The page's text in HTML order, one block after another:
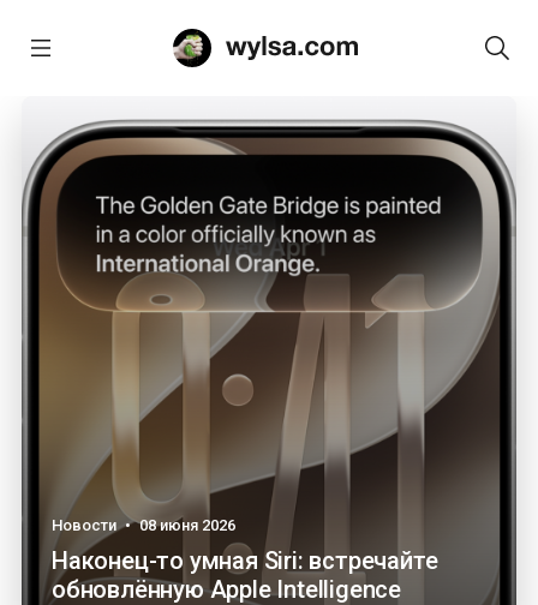
Новости • 08 июня 2026
Наконец-то умная Siri: встречайте
обновлённую Apple Intelligence